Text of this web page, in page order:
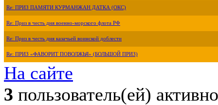
Re: ПРИЗ ПАМЯТИ КУРМАНЖАН ДАТКА (ОКС)
Re: Приз в честь дня военно-морского флота РФ
Re: Приз в честь дня казачьей воинской доблести
Re: ПРИЗ «ФАВОРИТ ПОВОЛЖЬЯ» (БОЛЬШОЙ ПРИЗ)
На сайте
3 пользователь(ей) активно